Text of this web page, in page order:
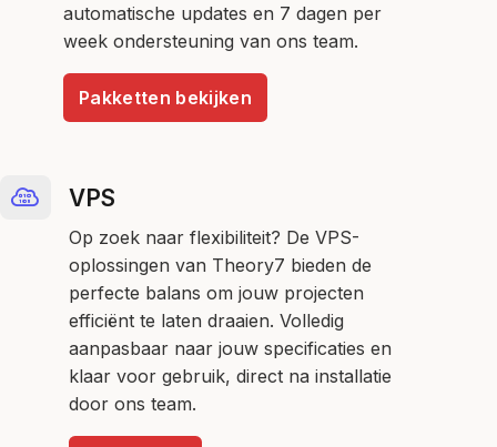
automatische updates en 7 dagen per
week ondersteuning van ons team.
Pakketten bekijken
VPS
Op zoek naar flexibiliteit? De VPS-
oplossingen van Theory7 bieden de
perfecte balans om jouw projecten
efficiënt te laten draaien. Volledig
aanpasbaar naar jouw specificaties en
klaar voor gebruik, direct na installatie
door ons team.